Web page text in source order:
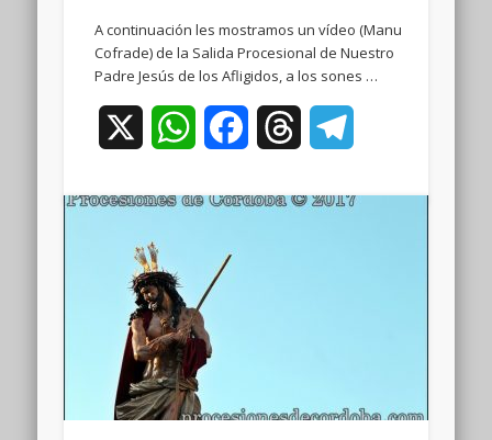
A continuación les mostramos un vídeo (Manu
Cofrade) de la Salida Procesional de Nuestro
Padre Jesús de los Afligidos, a los sones …
WhatsAppFacebookThreads